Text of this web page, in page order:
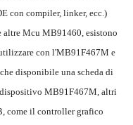
con compiler, linker, ecc.)
Mcu MB91460, esistono
con l'MB91F467M e
disponibile una scheda di
MB91F467M, altri
come il controller grafico